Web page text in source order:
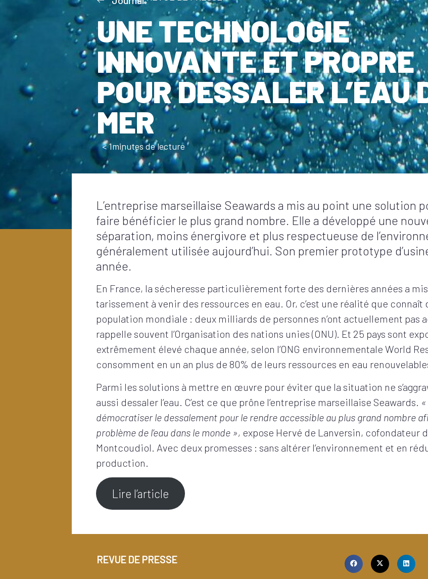
UNE TECHNOLOGIE
INNOVANTE ET PROPRE
POUR DESSALER L’EAU
MER
< 1minutes de lecture
L’entreprise marseillaise Seawards a mis au point une solution
faire bénéficier le plus grand nombre. Elle a développé une
séparation, moins énergivore et plus respectueuse de
généralement utilisée aujourd’hui. Son premier prototype
année.
En France, la sécheresse particulièrement forte des dernières années a
tarissement à venir des ressources en eau. Or, c’est une réalité que connaît
population mondiale : deux milliards de personnes n’ont actuellement pas
rappelle souvent l’Organisation des nations unies (ONU). Et 25 pays sont
extrêmement élevé chaque année, selon l’ONG environnementale World
consomment en un an plus de 80% de leurs ressources en eau
Parmi les solutions à mettre en œuvre pour éviter que la situation ne
aussi dessaler l’eau. C’est ce que prône l’entreprise marseillaise Seawards.
démocratiser le dessalement pour le rendre accessible au plus grand nombre
problème de l’eau dans le monde », expose Hervé de Lanversin, cofondateur
Montcoudiol. Avec deux promesses : sans altérer l’environnement et en
production.
Lire l’article
REVUE DE PRESSE